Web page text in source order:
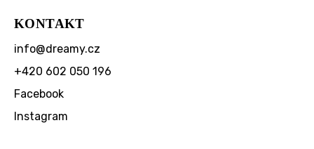
KONTAKT
info@dreamy.cz
+420 602 050 196
Facebook
Instagram